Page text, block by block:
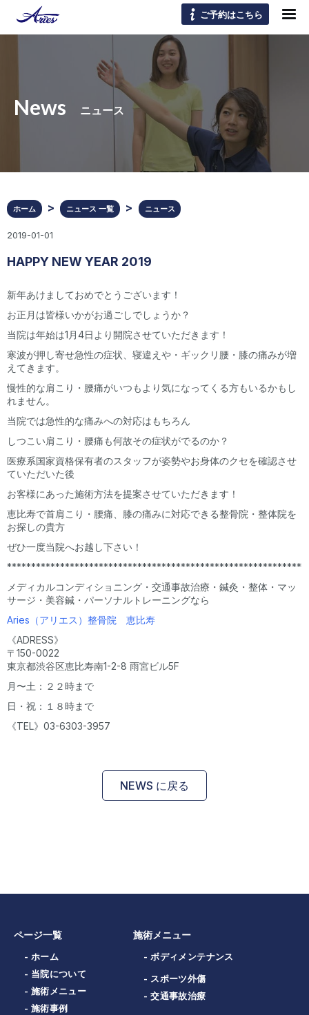
ご予約はこちら
News ニュース
ホーム ニュース 一覧 ニュース
2019-01-01
HAPPY NEW YEAR 2019
新年あけましておめでとうございます！
お正月は皆様いかがお過ごしでしょうか？
当院は年始は1月4日より開院させていただきます！
寒波が押し寄せ急性の症状、寝違えや・ギックリ腰・膝の痛みが増
えてきます。
慢性的な肩こり・腰痛がいつもより気になってくる方もいるかもし
れません。
当院では急性的な痛みへの対応はもちろん
しつこい肩こり・腰痛も何故その症状がでるのか？
医療系国家資格保有者のスタッフが姿勢やお身体のクセを確認させ
ていただいた後
お客様にあった施術方法を提案させていただきます！
恵比寿で首肩こり・腰痛、膝の痛みに対応できる整骨院・整体院を
お探しの貴方
ぜひ一度当院へお越し下さい！
メディカルコンディショニング・交通事故治療・鍼灸・整体・マッ
サージ・美容鍼・パーソナルトレーニングなら
Aries（アリエス）整骨院 恵比寿
《ADRESS》
〒150-0022
東京都渋谷区恵比寿南1-2-8 雨宮ビル5F
月〜土：２２時まで
日・祝：１８時まで
《TEL》03-6303-3957
NEWS に戻る
ページ一覧
- ホーム
- 当院について
- 施術メニュー
- 施術事例
施術メニュー
- ボディメンテナンス
- スポーツ外傷
- 交通事故治療